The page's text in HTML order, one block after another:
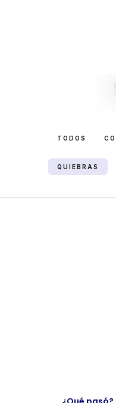
TODOS
QUIEBRAS